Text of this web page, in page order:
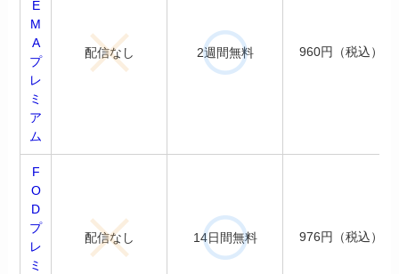
E
M
A
プ
レ
ミ
ア
ム
配信なし 2週間無料 960円（税込）
F
O
D
プ
レ
ミ
配信なし 14日間無料 976円（税込）